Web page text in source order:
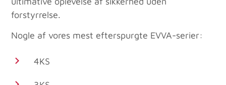
forstyrrelse.
Nogle af vores mest efterspurgte EVVA-serier:
4KS